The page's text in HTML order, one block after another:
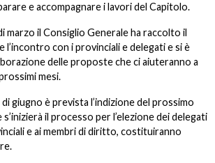
e accompagnare i lavori del Capitolo.
marzo il Consiglio Generale ha raccolto il
con i provinciali e delegati e si è
delle proposte che ci aiuteranno a
mesi.
giugno è prevista l’indizione del prossimo
il processo per l’elezione dei delegati
e ai membri di diritto, costituiranno